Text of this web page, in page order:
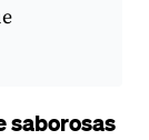
saborosas